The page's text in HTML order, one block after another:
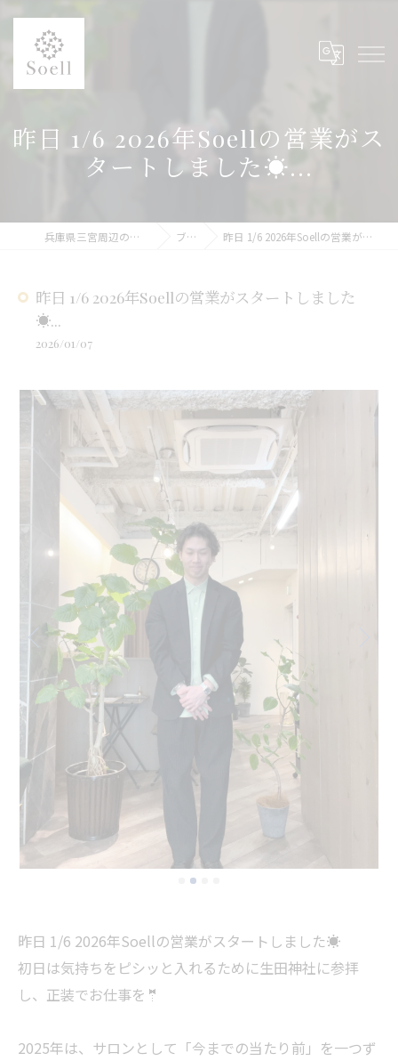
昨日 1/6 2026年Soellの営業がス
タートしました☀...
兵庫県三宮周辺の美容院ならSoell ブログ 昨日 1/6 2026年Soellの営業がスタートしました☀...
昨日 1/6 2026年Soellの営業がスタートしました
☀...
2026/01/07
昨日 1/6 2026年Soellの営業がスタートしました☀️
初日は気持ちをピシッと入れるために生田神社に参拝
し、正装でお仕事を🤵
2025年は、サロンとして「今までの当たり前」を一つず